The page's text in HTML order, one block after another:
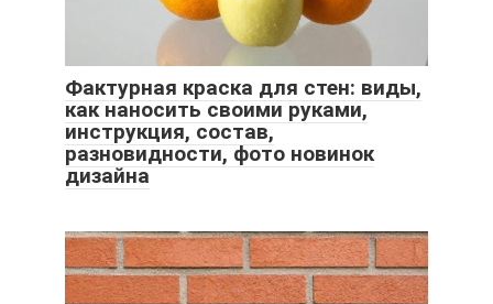
Фактурная краска для стен: виды,
как наносить своими руками,
инструкция, состав,
разновидности, фото новинок
дизайна